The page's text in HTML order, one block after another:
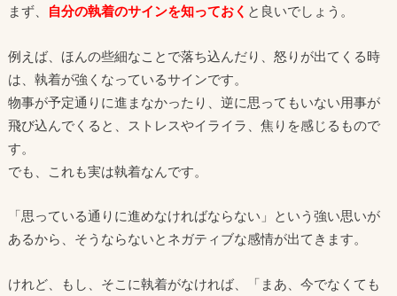
まず、 自分の執着のサインを知っておく と良いでしょう。
例えば、ほんの些細なことで落ち込んだり、怒りが出てくる時
は、執着が強くなっているサインです。
物事が予定通りに進まなかったり、逆に思ってもいない用事が
飛び込んでくると、ストレスやイライラ、焦りを感じるもので
す。
でも、これも実は執着なんです。
「思っている通りに進めなければならない」という強い思いが
あるから、そうならないとネガティブな感情が出てきます。
けれど、もし、そこに執着がなければ、「まあ、今でなくても